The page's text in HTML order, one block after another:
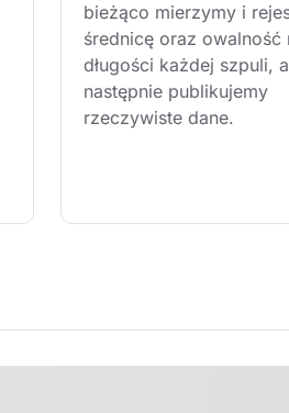
bieżąco mierzymy i
średnicę oraz owalność
długości każdej szpuli, a
następnie publikujemy
rzeczywiste dane.